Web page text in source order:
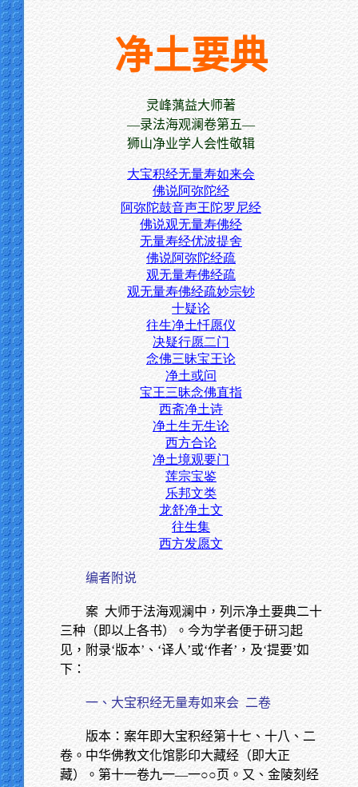
净土要典
灵峰蕅益大师著
—录法海观澜卷第五—
狮山净业学人会性敬辑
大宝积经无量寿如来会
佛说阿弥陀经
阿弥陀鼓音声王陀罗尼经
佛说观无量寿佛经
无量寿经优波提舍
佛说阿弥陀经疏
观无量寿佛经疏
观无量寿佛经疏妙宗钞
十疑论
往生净土忏愿仪
决疑行愿二门
念佛三昧宝王论
净土或问
宝王三昧念佛直指
西斋净土诗
净土生无生论
西方合论
净土境观要门
莲宗宝鉴
乐邦文类
龙舒净土文
往生集
西方发愿文
编者附说
案 大师于法海观澜中，列示净土要典二十
三种（即以上各书）。今为学者便于研习起
见，附录‘版本’、‘译人’或‘作者’，及‘提要’如
下：
一、大宝积经无量寿如来会 二卷
版本：案年即大宝积经第十七、十八、二
卷。中华佛教文化馆影印大藏经（即大正
藏）。第十一卷九一—一○○页。又、金陵刻经